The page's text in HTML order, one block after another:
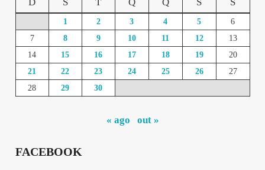
D S T Q Q S S
1 2 3 4 5
6
7
8 9 10 11 12
13
14
15 16 17 18 19
20
21
22 23 24 25 26
27
28
29 30
« ago out »
FACEBOOK